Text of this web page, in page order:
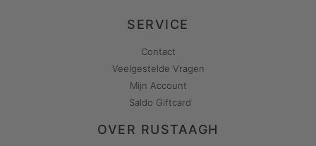
SERVICE
Contact
Veelgestelde Vragen
Mijn Account
Saldo Giftcard
OVER RUSTAAGH